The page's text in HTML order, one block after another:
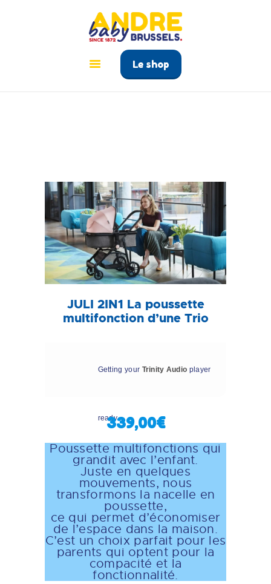
Le shop
ANDRÉ BABY BRUSSELS
Le tout pour bébé à Bruxelles
ACCUEIL
JULI 2IN1 La poussette
multifonction d’une Trio
Getting your Trinity Audio player
ready...
339,00€
Poussette multifonctions qui
grandit avec l’enfant.
Juste en quelques
mouvements, nous
transformons la nacelle en
poussette,
ce qui permet d’économiser
de l’espace dans la maison.
C’est un choix parfait pour les
parents qui optent pour la
compacité et la
fonctionnalité.